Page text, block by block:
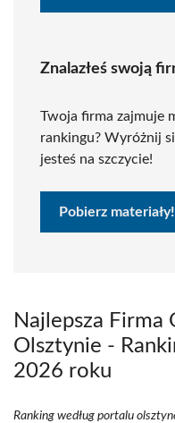
Znalazłeś swoją
Twoja firma zajmuje
rankingu? Wyróżnij
jesteś na szczycie!
Pobierz materiały!
Najlepsza Firma
Olsztynie -
2026 roku
Ranking według portalu